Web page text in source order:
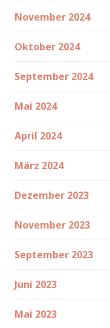
November 2024
Oktober 2024
September 2024
Mai 2024
April 2024
März 2024
Dezember 2023
November 2023
September 2023
Juni 2023
Mai 2023